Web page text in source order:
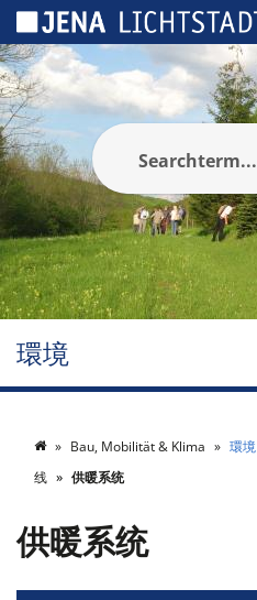
環境
Bau, Mobilität & Klima 環境
线
供暖系统
供暖系统
Cookies management panel